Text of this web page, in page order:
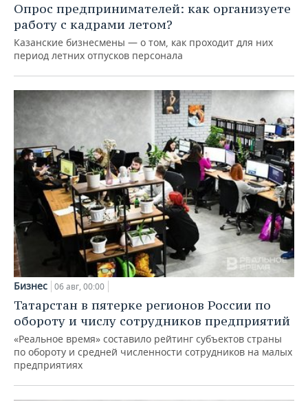
Опрос предпринимателей: как организуете
работу с кадрами летом?
Казанские бизнесмены — о том, как проходит для них
период летних отпусков персонала
Бизнес 06 авг, 00:00
Татарстан в пятерке регионов России по
обороту и числу сотрудников предприятий
«Реальное время» составило рейтинг субъектов страны
по обороту и средней численности сотрудников на малых
предприятиях